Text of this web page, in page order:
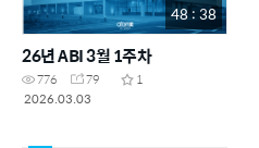
48 : 38
26년 ABI 3월 1주차
776 79
1
2026.03.03